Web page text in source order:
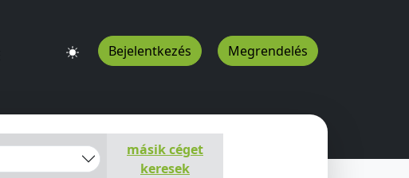
Bejelentkezés Megrendelés
másik céget
keresek